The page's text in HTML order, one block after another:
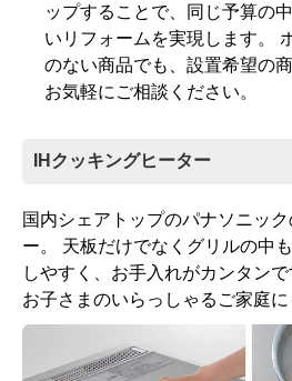
ップすることで、同じ予算の
いリフォームを実現します。
のない商品でも、設置希望の
お気軽にご相談ください。
IHクッキングヒーター
国内シェアトップのパナソニッ
ー。 天板だけでなくグリルの中
しやすく、お手入れがカンタン
お子さまのいらっしゃるご家庭に